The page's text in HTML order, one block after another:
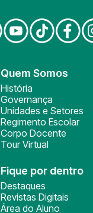
Quem Somos
História
Governança
Unidades e Setores
Regimento Escolar
Corpo Docente
Tour Virtual
Fique por dentro
Destaques
Revistas Digitais
Área do Aluno